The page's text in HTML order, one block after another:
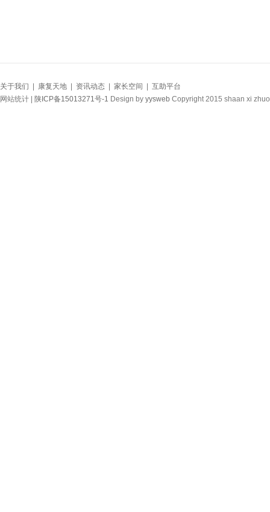
关于我们 康复天地 资讯动态 家长空间
互助平台
网站统计 | 陕ICP备15013271号-1 Design by yysweb Copyright 2015 shaan xi